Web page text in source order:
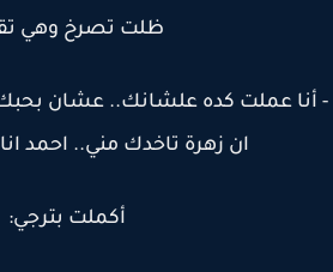
ظلت تصرخ وهي
عملت كده علشانك.. عشان بحبك
ان زهرة تاخدك مني.. احمد انا
أكملت بترجي: